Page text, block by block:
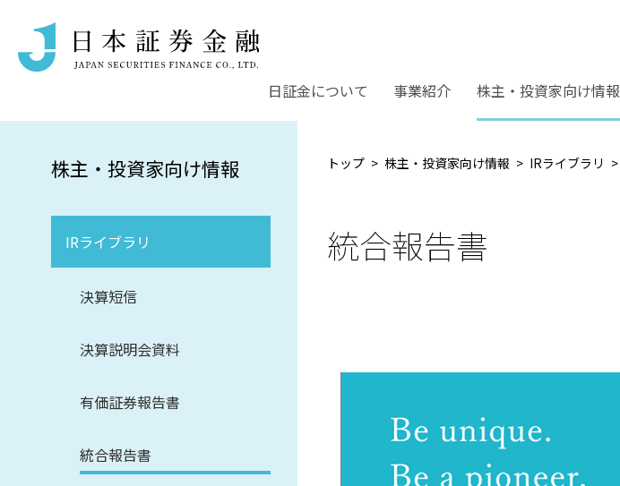
日証金について 事業紹介 株主・投資家向け情報
株主・投資家向け情報
IRライブラリ
決算短信
決算説明会資料
有価証券報告書
統合報告書
トップ 株主・投資家向け情報 IRライブラリ
統合報告書